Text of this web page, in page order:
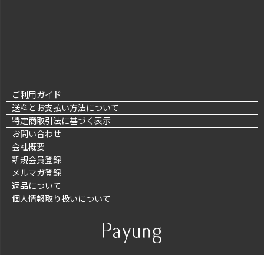
ご利用ガイド
送料とお支払い方法について
特定商取引法に基づく表示
お問い合わせ
会社概要
新規会員登録
メルマガ登録
返品について
個人情報取り扱いについて